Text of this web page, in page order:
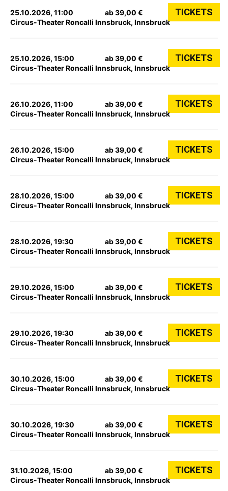
25.10.2026, 11:00
Circus-Theater Roncalli Innsbruck, Innsbruck
ab 39,00 € TICKETS
25.10.2026, 15:00
Circus-Theater Roncalli Innsbruck, Innsbruck
ab 39,00 € TICKETS
26.10.2026, 11:00
Circus-Theater Roncalli Innsbruck, Innsbruck
ab 39,00 € TICKETS
26.10.2026, 15:00
Circus-Theater Roncalli Innsbruck, Innsbruck
ab 39,00 € TICKETS
28.10.2026, 15:00
Circus-Theater Roncalli Innsbruck, Innsbruck
ab 39,00 € TICKETS
28.10.2026, 19:30
Circus-Theater Roncalli Innsbruck, Innsbruck
ab 39,00 € TICKETS
29.10.2026, 15:00
Circus-Theater Roncalli Innsbruck, Innsbruck
ab 39,00 € TICKETS
29.10.2026, 19:30
Circus-Theater Roncalli Innsbruck, Innsbruck
ab 39,00 € TICKETS
30.10.2026, 15:00
Circus-Theater Roncalli Innsbruck, Innsbruck
ab 39,00 € TICKETS
30.10.2026, 19:30
Circus-Theater Roncalli Innsbruck, Innsbruck
ab 39,00 € TICKETS
31.10.2026, 15:00
Circus-Theater Roncalli Innsbruck, Innsbruck
ab 39,00 € TICKETS